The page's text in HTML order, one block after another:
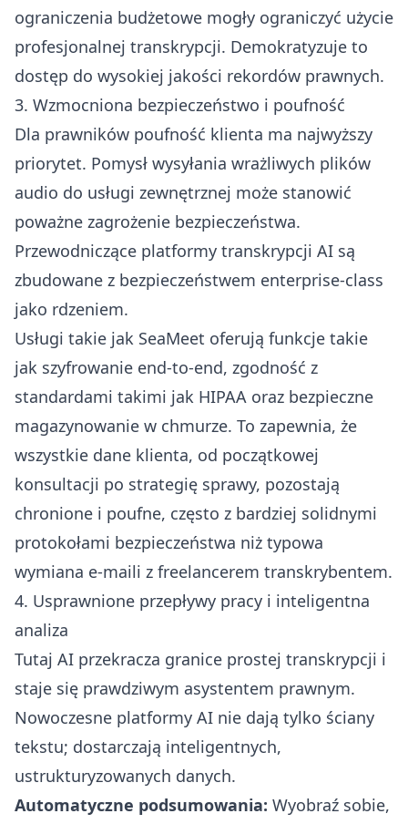
ograniczenia budżetowe mogły ograniczyć użycie
profesjonalnej transkrypcji. Demokratyzuje to
dostęp do wysokiej jakości rekordów prawnych.
3. Wzmocniona bezpieczeństwo i poufność
Dla prawników poufność klienta ma najwyższy
priorytet. Pomysł wysyłania wrażliwych plików
audio do usługi zewnętrznej może stanowić
poważne zagrożenie bezpieczeństwa.
Przewodniczące platformy transkrypcji AI są
zbudowane z bezpieczeństwem enterprise-class
jako rdzeniem.
Usługi takie jak SeaMeet oferują funkcje takie
jak szyfrowanie end-to-end, zgodność z
standardami takimi jak HIPAA oraz bezpieczne
magazynowanie w chmurze. To zapewnia, że
wszystkie dane klienta, od początkowej
konsultacji po strategię sprawy, pozostają
chronione i poufne, często z bardziej solidnymi
protokołami bezpieczeństwa niż typowa
wymiana e-maili z freelancerem transkrybentem.
4. Usprawnione przepływy pracy i inteligentna
analiza
Tutaj AI przekracza granice prostej transkrypcji i
staje się prawdziwym asystentem prawnym.
Nowoczesne platformy AI nie dają tylko ściany
tekstu; dostarczają inteligentnych,
ustrukturyzowanych danych.
Automatyczne podsumowania: Wyobraź sobie,